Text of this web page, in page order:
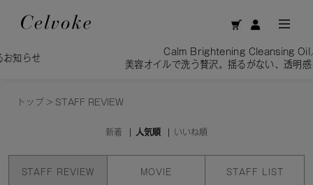
Calm Brightening Cleansing Oil／
美容オイルで洗う贅沢。揺るがない、透明感を素肌
トップ > STAFF REVIEW
新着 人気順 いいね順
STAFF REVIEW MOVIE STAFF LIST